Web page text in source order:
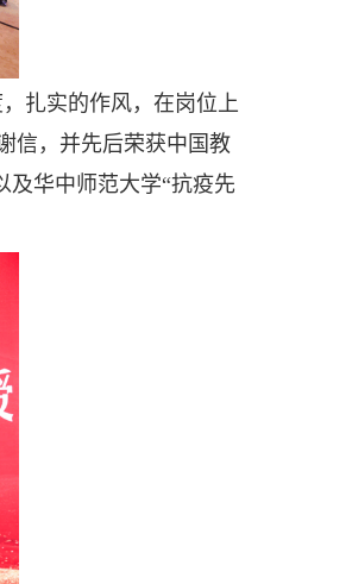
扎实的作风，在岗位上
信，并先后荣获中国教
及华中师范大学“抗疫先